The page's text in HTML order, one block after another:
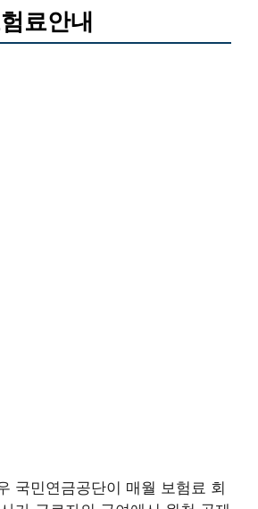
료안내
국민연금공단이 매월 보험료 회